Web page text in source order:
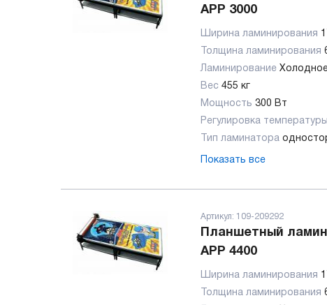
APP 3000
Ширина ламинирования
Толщина ламинирования
Ламинирование
Вес 455 кг
Мощность 300 Вт
Регулировка температуры
Тип ламинатора
Показать все
Артикул: 109-209292
Планшетный
APP 4400
Ширина ламинирования
Толщина ламинирования